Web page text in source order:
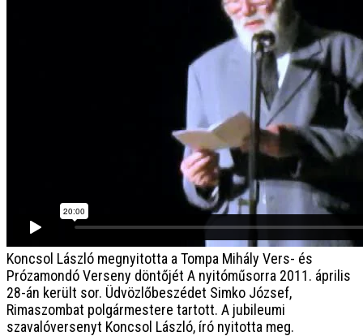
Koncsol László megnyitotta a Tompa Mihály Vers- és
Prózamondó Verseny döntőjét A nyitóműsorra 2011. április
28-án került sor. Üdvözlőbeszédet Simko József,
Rimaszombat polgármestere tartott. A jubileumi
szavalóversenyt Koncsol László, író nyitotta meg.